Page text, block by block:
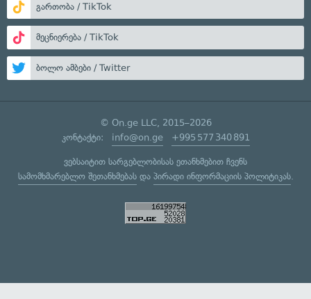
გართობა / TikTok
მეცნიერება / TikTok
ბოლო ამბები / Twitter
© On.ge LLC, 2015–2026
კონტაქტი: info@on.ge +995 577 340 891
ვებსაიტით სარგებლობისას ეთანხმებით ჩვენს
სამომხმარებლო შეთანხმებასდა პირადი ინფორმაციის პოლიტიკას.